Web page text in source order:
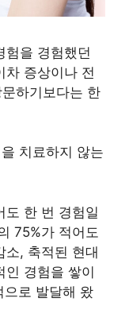
험을 경험했던
차 증상이나 전
하기보다는 한
도 한 번 경험일
75%가 적어도
소, 축적된 현대
인 경험을 쌓이
으로 발달해 왔